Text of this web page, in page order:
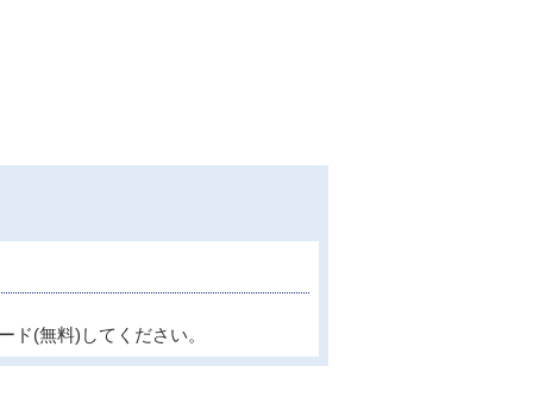
ド(無料)してください。